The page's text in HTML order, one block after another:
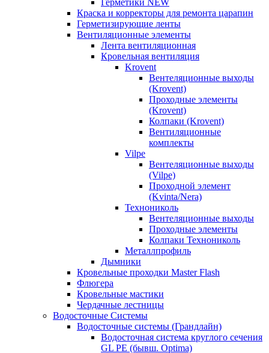
Краска и корректоры для ремонта царапин
Герметизирующие ленты
Вентиляционные элементы
Лента вентиляционная
Кровельная вентиляция
Krovent
Вентеляционные выходы
(Krovent)
Проходные элементы
(Krovent)
Колпаки (Krovent)
Вентиляционные
комплекты
Vilpe
Вентеляционные выходы
(Vilpe)
Проходной элемент
(Kvinta/Nera)
Технониколь
Вентеляционные выходы
Проходные элементы
Колпаки Технониколь
Металлпрофиль
Дымники
Кровельные проходки Master Flash
Флюгера
Кровельные мастики
Чердачные лестницы
Водосточные Системы
Водосточные системы (Грандлайн)
Водосточная система круглого сечения
GL PE (бывш. Optima)